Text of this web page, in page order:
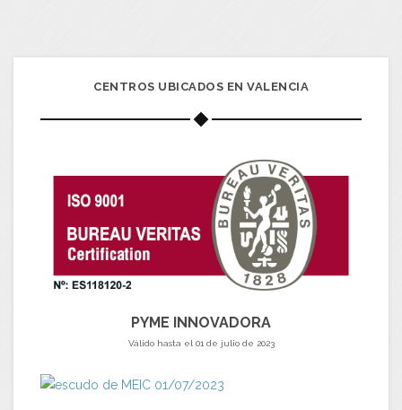
CENTROS UBICADOS EN VALENCIA
PYME INNOVADORA
Válido hasta el 01 de julio de 2023